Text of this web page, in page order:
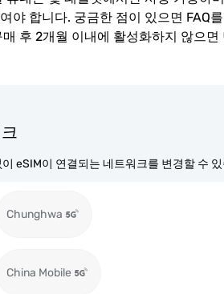
야 합니다. 궁금한 점이 있으면 FAQ
매 후 2개월 이내에 활성화하지 않으면
eSIM이 연결되는 네트워크를 변경할 수
Chunghwa
China Mobile